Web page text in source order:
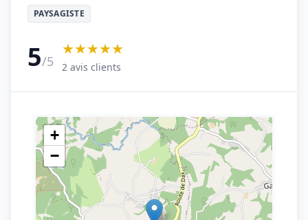
PAYSAGISTE
5/5
★★★★★
2 avis clients
+
−